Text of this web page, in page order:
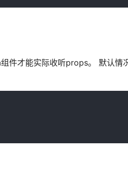
件才能实际收听props。 默认情